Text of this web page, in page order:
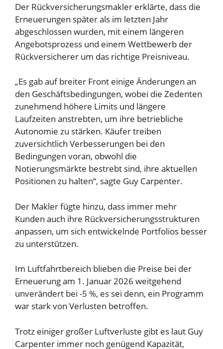
Der Rückversicherungsmakler erklärte, dass die
Erneuerungen später als im letzten Jahr
abgeschlossen wurden, mit einem längeren
Angebotsprozess und einem Wettbewerb der
Rückversicherer um das richtige Preisniveau.
„Es gab auf breiter Front einige Änderungen an
den Geschäftsbedingungen, wobei die Zedenten
zunehmend höhere Limits und längere
Laufzeiten anstrebten, um ihre betriebliche
Autonomie zu stärken. Käufer treiben
zuversichtlich Verbesserungen bei den
Bedingungen voran, obwohl die
Notierungsmärkte bestrebt sind, ihre aktuellen
Positionen zu halten“, sagte Guy Carpenter.
Der Makler fügte hinzu, dass immer mehr
Kunden auch ihre Rückversicherungsstrukturen
anpassen, um sich entwickelnde Portfolios besser
zu unterstützen.
Im Luftfahrtbereich blieben die Preise bei der
Erneuerung am 1. Januar 2026 weitgehend
unverändert bei -5 %, es sei denn, ein Programm
war stark von Verlusten betroffen.
Trotz einiger großer Luftverluste gibt es laut Guy
Carpenter immer noch genügend Kapazität,